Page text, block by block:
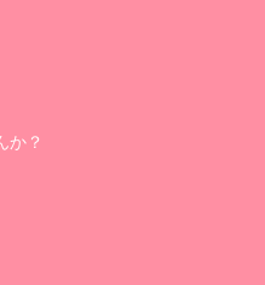
か？